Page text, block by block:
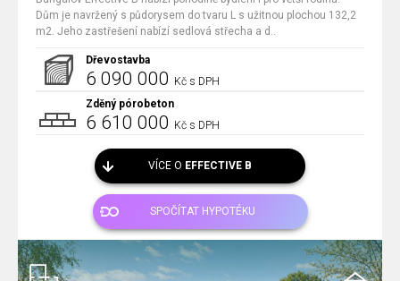
Dům je navržený s půdorysem do tvaru L s užitnou plochou 132,2
m2. Jeho zastřešení nabízí sedlová střecha a d..
Dřevostavba
6 090 000 Kč s DPH
Zděný pórobeton
6 610 000 Kč s DPH
VÍCE O EFFECTIVE B
SPOČÍTAT HYPOTÉKU